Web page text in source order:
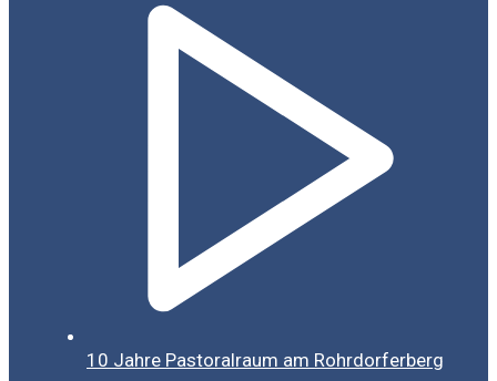
10 Jahre Pastoralraum am Rohrdorferberg